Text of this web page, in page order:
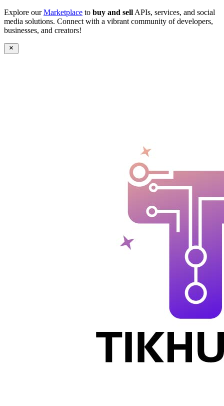
Explore ourMarketplace to buy and sell APIs, services, and social
media solutions. Connect with a vibrant community of developers,
businesses, and creators!